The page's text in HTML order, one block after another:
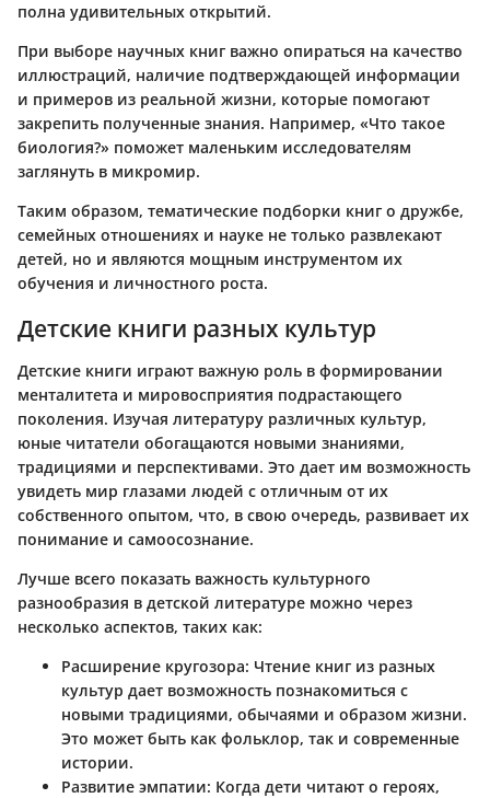
полна удивительных открытий.
При выборе научных книг важно опираться на качество
иллюстраций, наличие подтверждающей информации
и примеров из реальной жизни, которые помогают
закрепить полученные знания. Например, «Что такое
биология?» поможет маленьким исследователям
заглянуть в микромир.
Таким образом, тематические подборки книг о дружбе,
семейных отношениях и науке не только развлекают
детей, но и являются мощным инструментом их
обучения и личностного роста.
Детские книги разных культур
Детские книги играют важную роль в формировании
менталитета и мировосприятия подрастающего
поколения. Изучая литературу различных культур,
юные читатели обогащаются новыми знаниями,
традициями и перспективами. Это дает им возможность
увидеть мир глазами людей с отличным от их
собственного опытом, что, в свою очередь, развивает их
понимание и самоосознание.
Лучше всего показать важность культурного
разнообразия в детской литературе можно через
несколько аспектов, таких как:
Расширение кругозора: Чтение книг из разных
культур дает возможность познакомиться с
новыми традициями, обычаями и образом жизни.
Это может быть как фольклор, так и современные
истории.
Развитие эмпатии: Когда дети читают о героях,